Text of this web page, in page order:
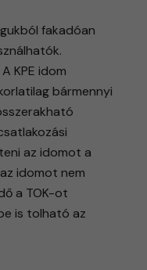
fakadóan
KPE idom
bármennyi
az idomot a
idomot nem
a TOK-ot
is tolható az